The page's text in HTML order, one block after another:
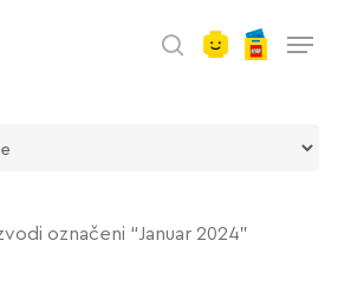
search
označeni “Januar 2024”